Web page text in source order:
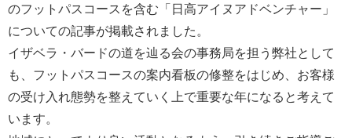
のフットパスコースを含む「日高アイヌアドベンチャー」
についての記事が掲載されました。
イザベラ・バードの道を辿る会の事務局を担う弊社として
も、フットパスコースの案内看板の修整をはじめ、お客様
の受け入れ態勢を整えていく上で重要な年になると考えて
います。